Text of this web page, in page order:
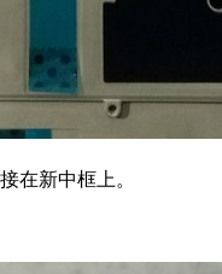
在新中框上。